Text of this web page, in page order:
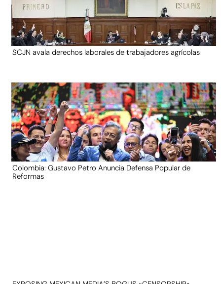
SCJN avala derechos laborales de trabajadores agrícolas
Colombia: Gustavo Petro Anuncia Defensa Popular de
Reformas